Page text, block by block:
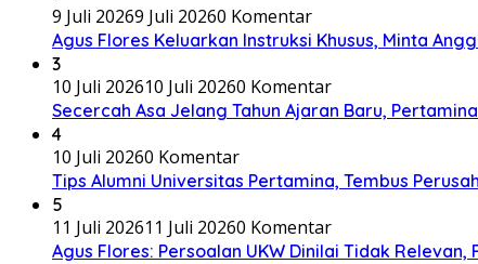
9 Juli 20269 Juli 20260 Komentar
Agus Flores Keluarkan Instruksi Khusus, Minta
3
10 Juli 202610 Juli 20260 Komentar
Secercah Asa Jelang Tahun Ajaran Baru,
4
10 Juli 20260 Komentar
Tips Alumni Universitas Pertamina, Tembus
5
11 Juli 202611 Juli 20260 Komentar
Agus Flores: Persoalan UKW Dinilai Tidak